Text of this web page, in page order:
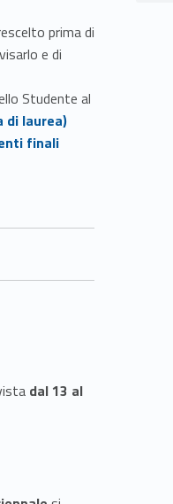
prima di
e di
Studente al
di laurea)
finali
dal 13 al